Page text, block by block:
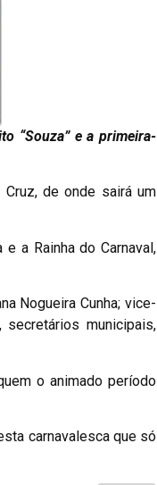
“Souza” e a primeira-
de onde sairá um
a Rainha do Carnaval,
Nogueira Cunha; vice-
municipais,
o animado período
carnavalesca que só